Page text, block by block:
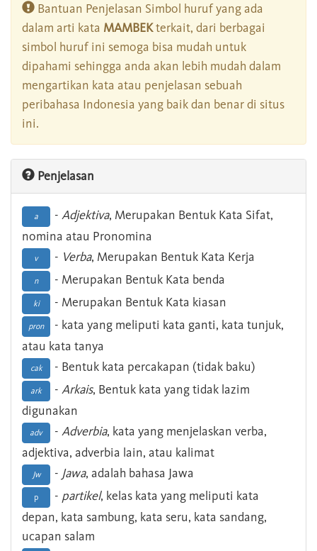
Bantuan Penjelasan Simbol huruf yang ada
dalam arti kata MAMBEKterkait, dari berbagai
simbol huruf ini semoga bisa mudah untuk
dipahami sehingga anda akan lebih mudah dalam
mengartikan kata atau penjelasan sebuah
peribahasa Indonesia yang baik dan benar di situs
ini.
Penjelasan
a - Adjektiva, Merupakan Bentuk Kata Sifat,
nomina atau Pronomina
v - Verba, Merupakan Bentuk Kata Kerja
n - Merupakan Bentuk Kata benda
ki - Merupakan Bentuk Kata kiasan
pron
- kata yang meliputi kata ganti, kata tunjuk,
atau kata tanya
cak - Bentuk kata percakapan (tidak baku)
ark - Arkais, Bentuk kata yang tidak lazim
digunakan
adv - Adverbia, kata yang menjelaskan verba,
adjektiva, adverbia lain, atau kalimat
Jw - Jawa, adalah bahasa Jawa
p - partikel, kelas kata yang meliputi kata
depan, kata sambung, kata seru, kata sandang,
ucapan salam